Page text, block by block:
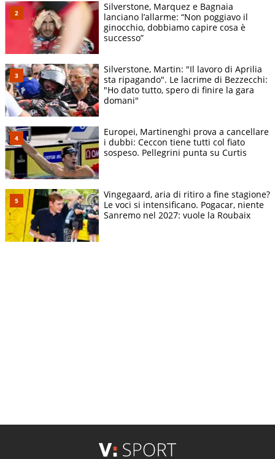
Silverstone, Marquez e Bagnaia
lanciano l’allarme: “Non poggiavo il
ginocchio, dobbiamo capire cosa è
successo”
Silverstone, Martin: "Il lavoro di Aprilia
sta ripagando". Le lacrime di Bezzecchi:
"Ho dato tutto, spero di finire la gara
domani"
Europei, Martinenghi prova a cancellare
i dubbi: Ceccon tiene tutti col fiato
sospeso. Pellegrini punta su Curtis
Vingegaard, aria di ritiro a fine stagione?
Le voci si intensificano. Pogacar, niente
Sanremo nel 2027: vuole la Roubaix